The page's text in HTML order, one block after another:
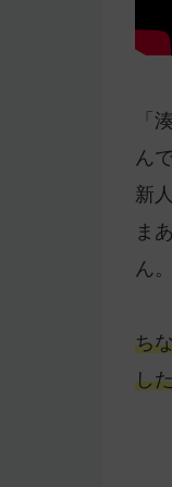
「
ん
新
ま
ん。
ち
し